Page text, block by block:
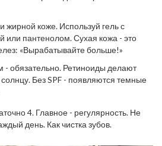
жирной коже. Используй гель с
или пантенолом. Сухая кожа - это
«Вырабатывайте больше!»
обязательно. Ретиноиды делают
солнцу. Без SPF - появляются темные
4. Главное - регулярность. Не
день. Как чистка зубов.